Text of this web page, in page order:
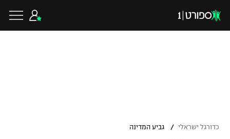
כדורגל עולמי
כדורגל ישראלי / גביע המדינה